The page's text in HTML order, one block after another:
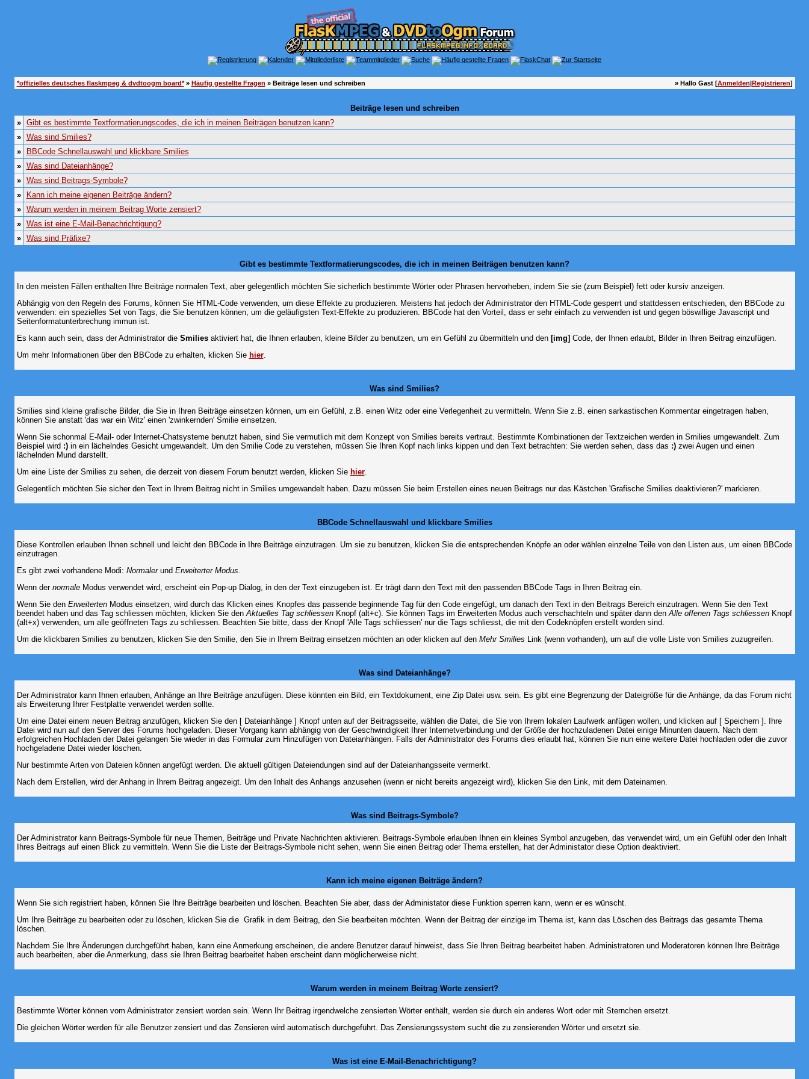
*offizielles deutsches flaskmpeg & dvdtoogm board*» Häufig gestellte Fragen » Beiträge lesen und schreiben » Hallo Gast [Anmelden|Registrieren]
Beiträge lesen und schreiben
»
Gibt es bestimmte Textformatierungscodes, die ich in meinen Beiträgen benutzen kann?
»
Was sind Smilies?
»
BBCode Schnellauswahl und klickbare Smilies
»
Was sind Dateianhänge?
»
Was sind Beitrags-Symbole?
»
Kann ich meine eigenen Beiträge ändern?
»
Warum werden in meinem Beitrag Worte zensiert?
»
Was ist eine E-Mail-Benachrichtigung?
»
Was sind Präfixe?
Gibt es bestimmte Textformatierungscodes, die ich in meinen Beiträgen benutzen kann?
In den meisten Fällen enthalten Ihre Beiträge normalen Text, aber gelegentlich möchten Sie sicherlich bestimmte Wörter oder Phrasen hervorheben, indem Sie sie (zum Beispiel) fett oder kursiv anzeigen.
Abhängig von den Regeln des Forums, können Sie HTML-Code verwenden, um diese Effekte zu produzieren. Meistens hat jedoch der Administrator den HTML-Code gesperrt und stattdessen entschieden, den BBCode zu
verwenden: ein spezielles Set von Tags, die Sie benutzen können, um die geläufigsten Text-Effekte zu produzieren. BBCode hat den Vorteil, dass er sehr einfach zu verwenden ist und gegen böswillige Javascript und
Seitenformatunterbrechung immun ist.
Es kann auch sein, dass der Administrator die Smiliesaktiviert hat, die Ihnen erlauben, kleine Bilder zu benutzen, um ein Gefühl zu übermitteln und den [img] Code, der Ihnen erlaubt, Bilder in Ihren Beitrag einzufügen.
Um mehr Informationen über den BBCode zu erhalten, klicken Sie hier.
Was sind Smilies?
Smilies sind kleine grafische Bilder, die Sie in Ihren Beiträge einsetzen können, um ein Gefühl, z.B. einen Witz oder eine Verlegenheit zu vermitteln. Wenn Sie z.B. einen sarkastischen Kommentar eingetragen haben,
können Sie anstatt 'das war ein Witz' einen 'zwinkernden' Smilie einsetzen.
Wenn Sie schonmal E-Mail- oder Internet-Chatsysteme benutzt haben, sind Sie vermutlich mit dem Konzept von Smilies bereits vertraut. Bestimmte Kombinationen der Textzeichen werden in Smilies umgewandelt. Zum
Beispiel wird :)in ein lächelndes Gesicht umgewandelt. Um den Smilie Code zu verstehen, müssen Sie Ihren Kopf nach links kippen und den Text betrachten: Sie werden sehen, dass das :)zwei Augen und einen
lächelnden Mund darstellt.
Um eine Liste der Smilies zu sehen, die derzeit von diesem Forum benutzt werden, klicken Sie hier.
Gelegentlich möchten Sie sicher den Text in Ihrem Beitrag nicht in Smilies umgewandelt haben. Dazu müssen Sie beim Erstellen eines neuen Beitrags nur das Kästchen 'Grafische Smilies deaktivieren?' markieren.
BBCode Schnellauswahl und klickbare Smilies
Diese Kontrollen erlauben Ihnen schnell und leicht den BBCode in Ihre Beiträge einzutragen. Um sie zu benutzen, klicken Sie die entsprechenden Knöpfe an oder wählen einzelne Teile von den Listen aus, um einen BBCode
einzutragen.
Es gibt zwei vorhandene Modi: Normalerund Erweiterter Modus.
Wenn der normaleModus verwendet wird, erscheint ein Pop-up Dialog, in den der Text einzugeben ist. Er trägt dann den Text mit den passenden BBCode Tags in Ihren Beitrag ein.
Wenn Sie den ErweitertenModus einsetzen, wird durch das Klicken eines Knopfes das passende beginnende Tag für den Code eingefügt, um danach den Text in den Beitrags Bereich einzutragen. Wenn Sie den Text
beendet haben und das Tag schliessen möchten, klicken Sie denAktuelles Tag schliessenKnopf (alt+c). Sie können Tags im Erweiterten Modus auch verschachteln und später dann denAlle offenen Tags schliessenKnopf
(alt+x) verwenden, um alle geöffneten Tags zu schliessen. Beachten Sie bitte, dass der Knopf 'Alle Tags schliessen' nur die Tags schliesst, die mit den Codeknöpfen erstellt worden sind.
Um die klickbaren Smilies zu benutzen, klicken Sie den Smilie, den Sie in Ihrem Beitrag einsetzen möchten an oder klicken auf den Mehr Smilies Link (wenn vorhanden), um auf die volle Liste von Smilies zuzugreifen.
Was sind Dateianhänge?
Der Administrator kann Ihnen erlauben, Anhänge an Ihre Beiträge anzufügen. Diese könnten ein Bild, ein Textdokument, eine Zip Datei usw. sein. Es gibt eine Begrenzung der Dateigröße für die Anhänge, da das Forum nicht
als Erweiterung Ihrer Festplatte verwendet werden sollte.
Um eine Datei einem neuen Beitrag anzufügen, klicken Sie den [ Dateianhänge ] Knopf unten auf der Beitragsseite, wählen die Datei, die Sie von Ihrem lokalen Laufwerk anfügen wollen, und klicken auf [ Speichern ]. Ihre
Datei wird nun auf den Server des Forums hochgeladen. Dieser Vorgang kann abhängig von der Geschwindigkeit Ihrer Internetverbindung und der Größe der hochzuladenen Datei einige Minunten dauern. Nach dem
erfolgreichen Hochladen der Datei gelangen Sie wieder in das Formular zum Hinzufügen von Dateianhängen. Falls der Administrator des Forums dies erlaubt hat, können Sie nun eine weitere Datei hochladen oder die zuvor
hochgeladene Datei wieder löschen.
Nur bestimmte Arten von Dateien können angefügt werden. Die aktuell gültigen Dateiendungen sind auf der Dateianhangsseite vermerkt.
Nach dem Erstellen, wird der Anhang in Ihrem Beitrag angezeigt. Um den Inhalt des Anhangs anzusehen (wenn er nicht bereits angezeigt wird), klicken Sie den Link, mit dem Dateinamen.
Was sind Beitrags-Symbole?
Der Administrator kann Beitrags-Symbole für neue Themen, Beiträge und Private Nachrichten aktivieren. Beitrags-Symbole erlauben Ihnen ein kleines Symbol anzugeben, das verwendet wird, um ein Gefühl oder den Inhalt
Ihres Beitrags auf einen Blick zu vermitteln. Wenn Sie die Liste der Beitrags-Symbole nicht sehen, wenn Sie einen Beitrag oder Thema erstellen, hat der Administator diese Option deaktiviert.
Kann ich meine eigenen Beiträge ändern?
Wenn Sie sich registriert haben, können Sie Ihre Beiträge bearbeiten und löschen. Beachten Sie aber, dass der Administator diese Funktion sperren kann, wenn er es wünscht.
Um Ihre Beiträge zu bearbeiten oder zu löschen, klicken Sie die Grafik in dem Beitrag, den Sie bearbeiten möchten. Wenn der Beitrag der einzige im Thema ist, kann das Löschen des Beitrags das gesamte Thema
löschen.
Nachdem Sie Ihre Änderungen durchgeführt haben, kann eine Anmerkung erscheinen, die andere Benutzer darauf hinweist, dass Sie Ihren Beitrag bearbeitet haben. Administratoren und Moderatoren können Ihre Beiträge
auch bearbeiten, aber die Anmerkung, dass sie Ihren Beitrag bearbeitet haben erscheint dann möglicherweise nicht.
Warum werden in meinem Beitrag Worte zensiert?
Bestimmte Wörter können vom Administrator zensiert worden sein. Wenn Ihr Beitrag irgendwelche zensierten Wörter enthält, werden sie durch ein anderes Wort oder mit Sternchen ersetzt.
Die gleichen Wörter werden für alle Benutzer zensiert und das Zensieren wird automatisch durchgeführt. Das Zensierungssystem sucht die zu zensierenden Wörter und ersetzt sie.
Was ist eine E-Mail-Benachrichtigung?